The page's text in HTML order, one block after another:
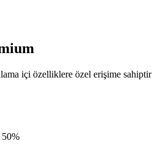
içi özelliklere özel erişime sahiptir
50%